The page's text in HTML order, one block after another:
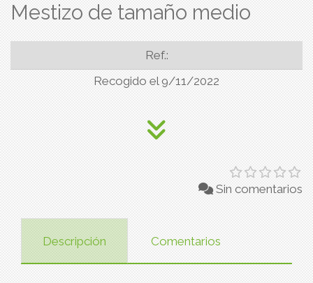
Mestizo de tamaño medio
Ref.:
Recogido el 9/11/2022
Sin comentarios
Descripción Comentarios